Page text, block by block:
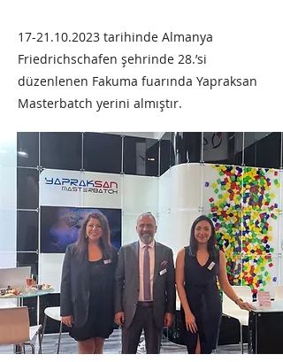
17-21.10.2023 tarihinde Almanya
Friedrichschafen şehrinde 28.’si
düzenlenen Fakuma fuarında Yapraksan
Masterbatch yerini almıştır.